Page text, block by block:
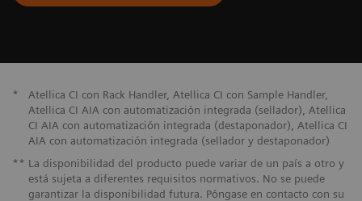
*
Atellica CI con Rack Handler, Atellica CI con Sample Handler,
Atellica CI AIA con automatización integrada (sellador), Atellica
CI AIA con automatización integrada (destaponador), Atellica CI
AIA con automatización integrada (sellador y destaponador)
** La disponibilidad del producto puede variar de un país a otro y
está sujeta a diferentes requisitos normativos. No se puede
garantizar la disponibilidad futura. Póngase en contacto con su